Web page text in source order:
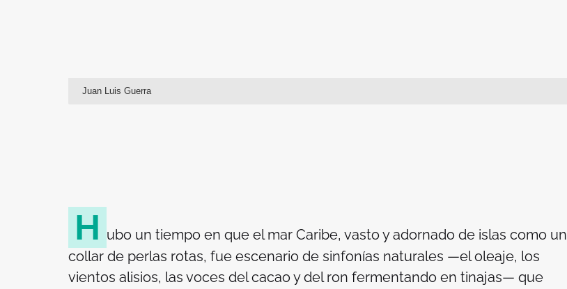
Juan Luis Guerra
H ubo un tiempo en que el mar Caribe, vasto y adornado de islas como un
collar de perlas rotas, fue escenario de sinfonías naturales —el oleaje, los
vientos alisios, las voces del cacao y del ron fermentando en tinajas— que